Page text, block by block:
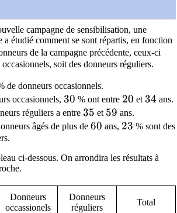
campagne de sensibilisation, une
a étudié comment se sont répartis, en fonction
de la campagne précédente, ceux-ci
soit des donneurs réguliers.
de donneurs occasionnels.
occasionnels, 30
30 % ont entre 20
20 et 34
34 ans.
réguliers a entre 35
35 et 59
59 ans.
âgés de plus de 60
60 ans, 23
23 % sont des
ci-dessous. On arrondira les résultats à
Donneurs
occassionels
Donneurs
réguliers
Total